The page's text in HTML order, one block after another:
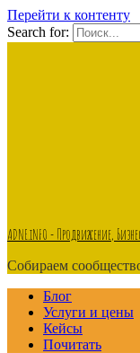
Перейти к контенту
Search for:
ADNE.iNFO - Продвижение,
Собираем
Блог
Услуги и цены
Кейсы
Почитать